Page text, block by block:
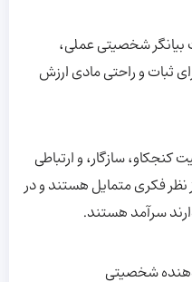
بیانگر شخصیتی عملی،
ثبات و راحتی مادی ارزش
سازگار، و ارتباطی
نظر فکری متمایل هستند و در
سرآمد هستند.
شخصیتی